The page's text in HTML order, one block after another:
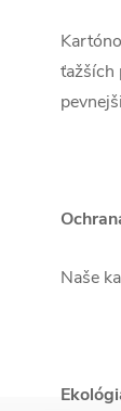
ťažších
Naše